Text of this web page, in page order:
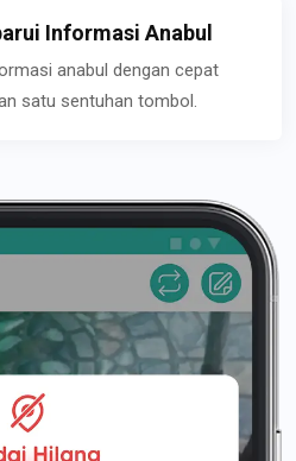
Informasi Anabul
anabul dengan cepat
satu sentuhan tombol.